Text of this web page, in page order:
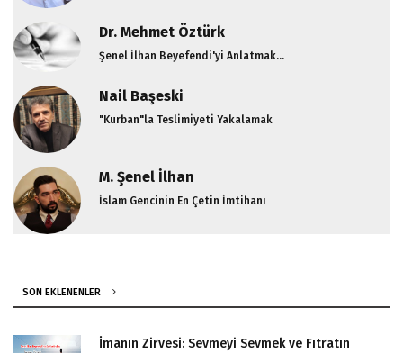
Dr. Mehmet Öztürk
Şenel İlhan Beyefendi'yi Anlatmak...
Nail Başeski
"Kurban"la Teslimiyeti Yakalamak
M. Şenel İlhan
İslam Gencinin En Çetin İmtihanı
SON EKLENENLER
İmanın Zirvesi: Sevmeyi Sevmek ve Fıtratın